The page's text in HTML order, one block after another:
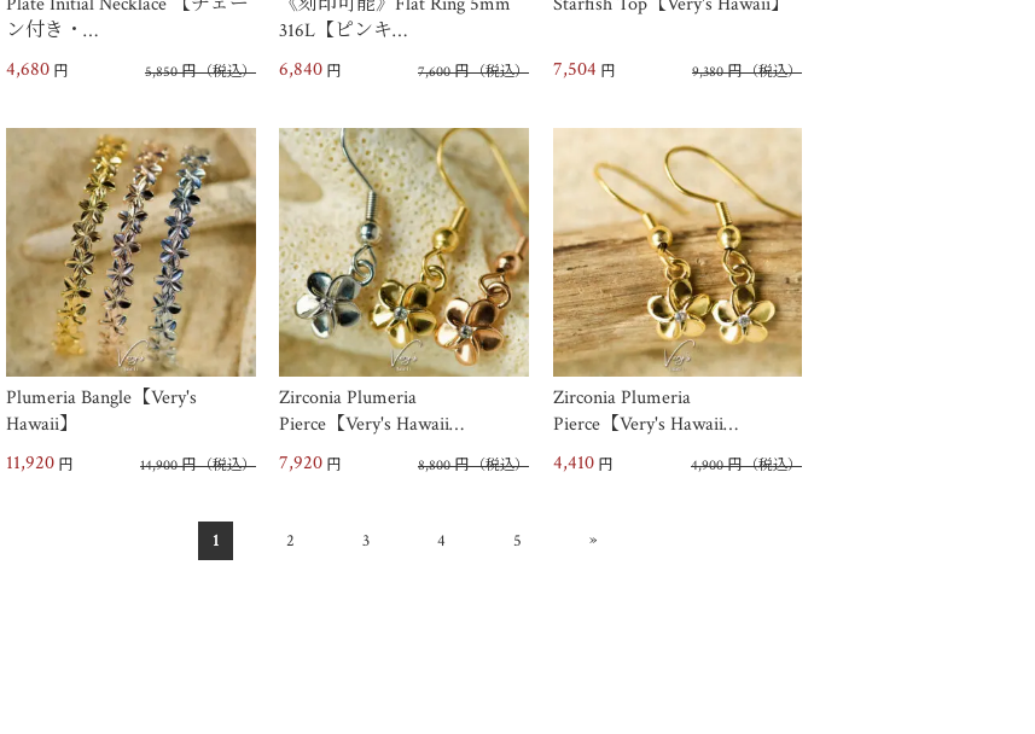
ン付き・…
5,850 円（税込）
4,680 円
316L【ピンキ…
7,600 円（税込）
6,840 円 9,380 円（税込）
7,504 円
Plumeria Bangle【Very's
Hawaii】
14,900 円（税込）
11,920 円
Zirconia Plumeria
Pierce【Very's Hawaii…
8,800 円（税込）
7,920 円
Zirconia Plumeria
Pierce【Very's Hawaii…
4,900 円（税込）
4,410 円
1 2 3 4 5 »